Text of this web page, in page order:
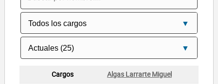
Algas Larrarte Miguel